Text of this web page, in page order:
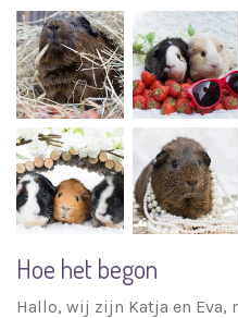
Hoe het begon
Hallo, wij zijn Katja en Eva,